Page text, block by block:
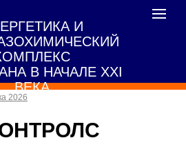
И
В НАЧАЛЕ XXI
ВЕКА
Toggle
2026